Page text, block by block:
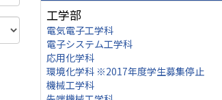
工学部
電気電子工学科
電子システム工学科
応用化学科
環境化学科 ※2017年度学生募集停止
機械工学科